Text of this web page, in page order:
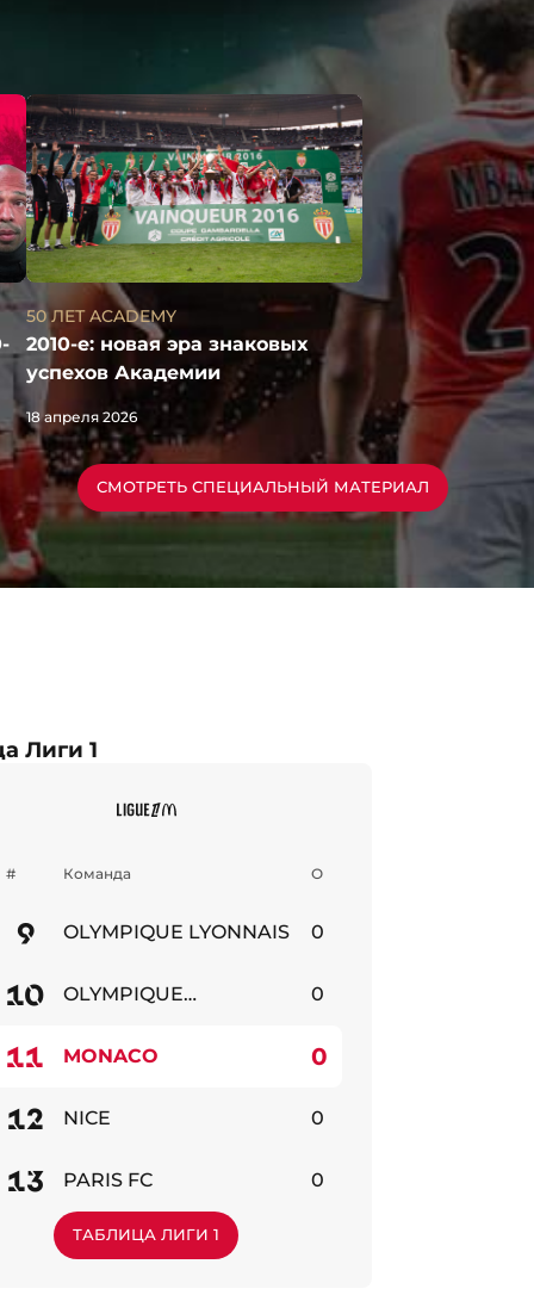
50 ЛЕТ ACADEMY
2010-е: новая эра знаковых
успехов Академии
18 апреля 2026
СМОТРЕТЬ СПЕЦИАЛЬНЫЙ МАТЕРИАЛ
Лиги 1
# Команда О
9 OLYMPIQUE LYONNAIS 0
10
OLYMPIQUE
0
11 MONACO 0
12 NICE 0
13 PARIS FC 0
ТАБЛИЦА ЛИГИ 1